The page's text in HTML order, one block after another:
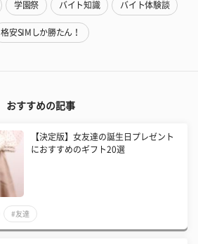
学園祭 バイト知識 バイト体験談
格安SIMしか勝たん！
おすすめの記事
【決定版】女友達の誕生日プレゼント
におすすめのギフト20選
#友達